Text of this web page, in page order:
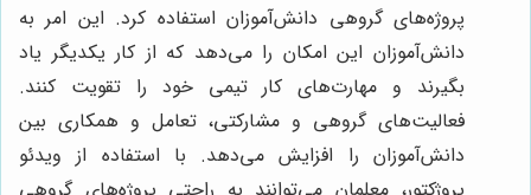
پروژه‌های گروهی دانش‌آموزان استفاده کرد. این امر به
دانش‌آموزان این امکان را می‌دهد که از کار یکدیگر یاد
بگیرند و مهارت‌های کار تیمی خود را تقویت کنند.
فعالیت‌های گروهی و مشارکتی، تعامل و همکاری بین
دانش‌آموزان را افزایش می‌دهد. با استفاده از ویدئو